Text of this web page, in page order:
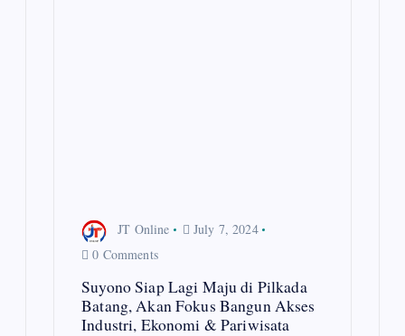
JT Online
July 7, 2024
0 Comments
Suyono Siap Lagi Maju di Pilkada
Batang, Akan Fokus Bangun Akses
Industri, Ekonomi & Pariwisata